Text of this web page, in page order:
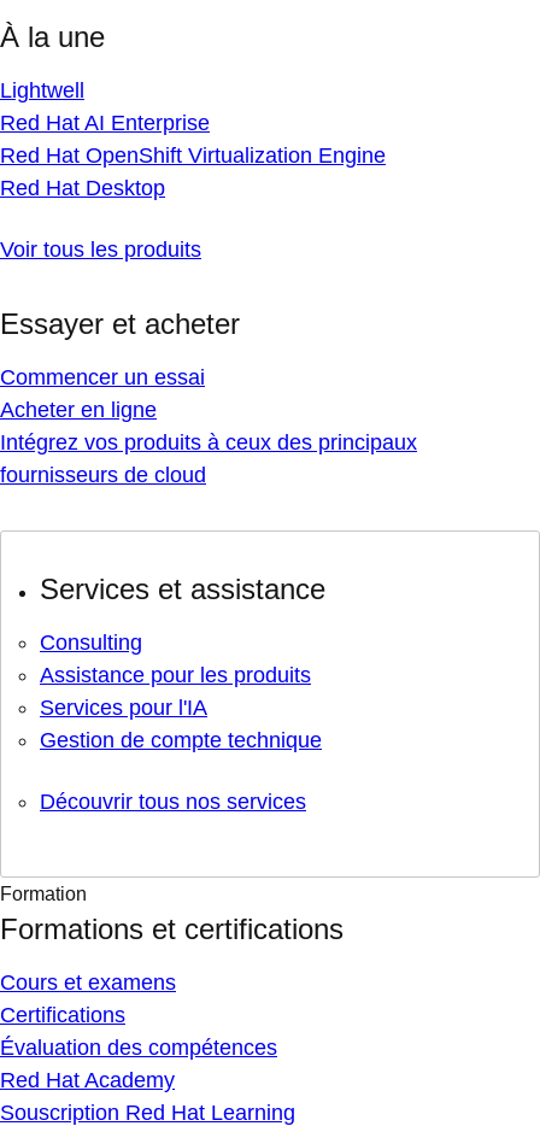
À la une
Lightwell
Red Hat AI Enterprise
Red Hat OpenShift Virtualization Engine
Red Hat Desktop
Voir tous les produits
Essayer et acheter
Commencer un essai
Acheter en ligne
Intégrez vos produits à ceux des principaux
fournisseurs de cloud
Services et assistance
Consulting
Assistance pour les produits
Services pour l'IA
Gestion de compte technique
Découvrir tous nos services
Formation
Formations et certifications
Cours et examens
Certifications
Évaluation des compétences
Red Hat Academy
Souscription Red Hat Learning